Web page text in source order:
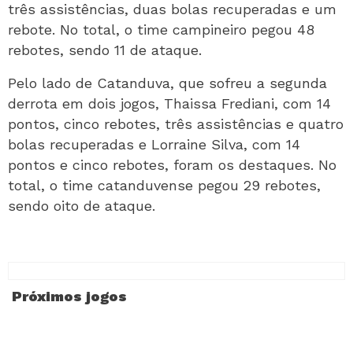
três assistências, duas bolas recuperadas e um
rebote. No total, o time campineiro pegou 48
rebotes, sendo 11 de ataque.
Pelo lado de Catanduva, que sofreu a segunda
derrota em dois jogos, Thaissa Frediani, com 14
pontos, cinco rebotes, três assistências e quatro
bolas recuperadas e Lorraine Silva, com 14
pontos e cinco rebotes, foram os destaques. No
total, o time catanduvense pegou 29 rebotes,
sendo oito de ataque.
Próximos jogos